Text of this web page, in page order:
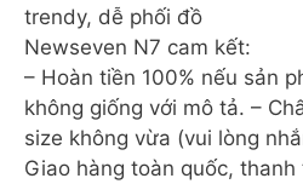
trendy, dễ phối đồ
Newseven N7 cam kết:
– Hoàn tiền 100% nếu sản
không giống với mô tả. –
size không vừa (vui lòng
Giao hàng toàn quốc,